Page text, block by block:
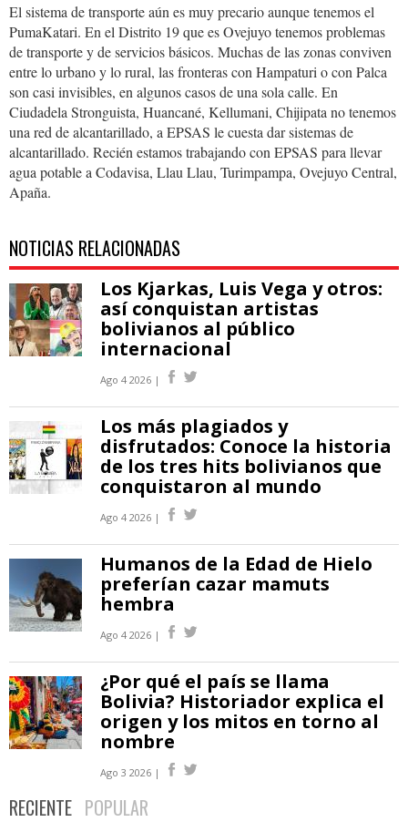
El sistema de transporte aún es muy precario aunque tenemos el
PumaKatari. En el Distrito 19 que es Ovejuyo tenemos problemas
de transporte y de servicios básicos. Muchas de las zonas conviven
entre lo urbano y lo rural, las fronteras con Hampaturi o con Palca
son casi invisibles, en algunos casos de una sola calle. En
Ciudadela Stronguista, Huancané, Kellumani, Chijipata no tenemos
una red de alcantarillado, a EPSAS le cuesta dar sistemas de
alcantarillado. Recién estamos trabajando con EPSAS para llevar
agua potable a Codavisa, Llau Llau, Turimpampa, Ovejuyo Central,
Apaña.
NOTICIAS RELACIONADAS
Los Kjarkas, Luis Vega y otros:
así conquistan artistas
bolivianos al público
internacional
Ago 4 2026 |
Los más plagiados y
disfrutados: Conoce la historia
de los tres hits bolivianos que
conquistaron al mundo
Ago 4 2026 |
Humanos de la Edad de Hielo
preferían cazar mamuts
hembra
Ago 4 2026 |
¿Por qué el país se llama
Bolivia? Historiador explica el
origen y los mitos en torno al
nombre
Ago 3 2026 |
RECIENTE POPULAR